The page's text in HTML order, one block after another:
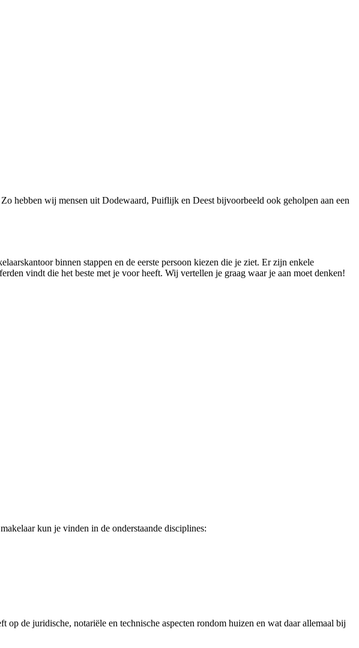
hebben wij mensen uit Dodewaard, Puiflijk en Deest bijvoorbeeld ook geholpen aan een
binnen stappen en de eerste persoon kiezen die je ziet. Er zijn enkele
vindt die het beste met je voor heeft. Wij vertellen je graag waar je aan moet denken!
kun je vinden in de onderstaande disciplines:
de juridische, notariële en technische aspecten rondom huizen en wat daar allemaal bij